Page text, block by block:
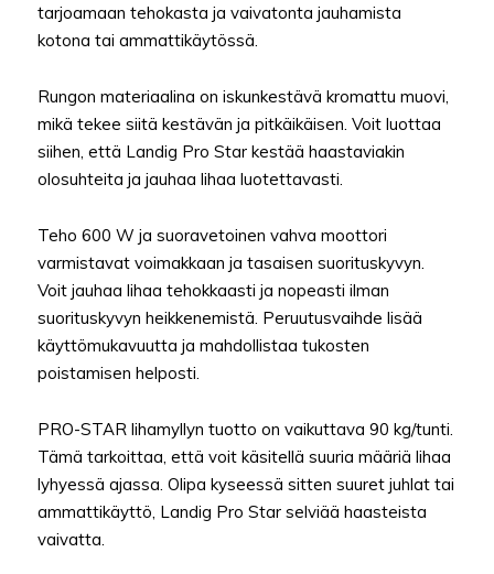
tarjoamaan tehokasta ja vaivatonta jauhamista
kotona tai ammattikäytössä.
Rungon materiaalina on iskunkestävä kromattu muovi,
mikä tekee siitä kestävän ja pitkäikäisen. Voit luottaa
siihen, että Landig Pro Star kestää haastaviakin
olosuhteita ja jauhaa lihaa luotettavasti.
Teho 600 W ja suoravetoinen vahva moottori
varmistavat voimakkaan ja tasaisen suorituskyvyn.
Voit jauhaa lihaa tehokkaasti ja nopeasti ilman
suorituskyvyn heikkenemistä. Peruutusvaihde lisää
käyttömukavuutta ja mahdollistaa tukosten
poistamisen helposti.
PRO-STAR lihamyllyn tuotto on vaikuttava 90 kg/tunti.
Tämä tarkoittaa, että voit käsitellä suuria määriä lihaa
lyhyessä ajassa. Olipa kyseessä sitten suuret juhlat tai
ammattikäyttö, Landig Pro Star selviää haasteista
vaivatta.